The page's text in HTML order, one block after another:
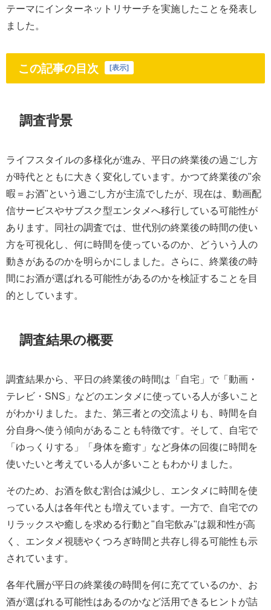
テーマにインターネットリサーチを実施したことを発表し
ました。
この記事の目次 [表示]
調査背景
ライフスタイルの多様化が進み、平日の終業後の過ごし方
が時代とともに大きく変化しています。かつて終業後の"余
暇＝お酒"という過ごし方が主流でしたが、現在は、動画配
信サービスやサブスク型エンタメへ移行している可能性が
あります。同社の調査では、世代別の終業後の時間の使い
方を可視化し、何に時間を使っているのか、どういう人の
動きがあるのかを明らかにしました。さらに、終業後の時
間にお酒が選ばれる可能性があるのかを検証することを目
的としています。
調査結果の概要
調査結果から、平日の終業後の時間は「自宅」で「動画・
テレビ・SNS」などのエンタメに使っている人が多いこと
がわかりました。また、第三者との交流よりも、時間を自
分自身へ使う傾向があることも特徴です。そして、自宅で
「ゆっくりする」「身体を癒す」など身体の回復に時間を
使いたいと考えている人が多いこともわかりました。
そのため、お酒を飲む割合は減少し、エンタメに時間を使
っている人は各年代とも増えています。一方で、自宅での
リラックスや癒しを求める行動と"自宅飲み"は親和性が高
く、エンタメ視聴やくつろぎ時間と共存し得る可能性も示
されています。
各年代層が平日の終業後の時間を何に充てているのか、お
酒が選ばれる可能性はあるのかなど活用できるヒントが詰